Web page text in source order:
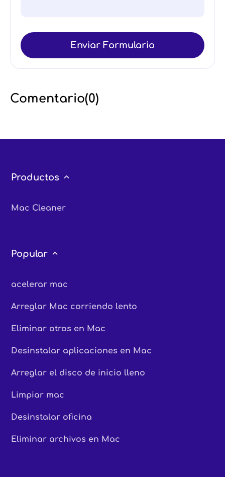
Enviar Formulario
Comentario(0)
Productos
Mac Cleaner
Popular
acelerar mac
Arreglar Mac corriendo lento
Eliminar otros en Mac
Desinstalar aplicaciones en Mac
Arreglar el disco de inicio lleno
Limpiar mac
Desinstalar oficina
Eliminar archivos en Mac